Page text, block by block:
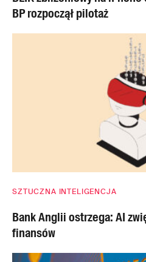
BP rozpoczął pilotaż
SZTUCZNA INTELIGENCJA
Bank Anglii ostrzega: AI
finansów